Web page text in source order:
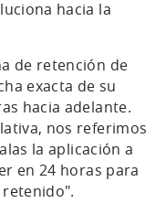
hacia la
de retención de
exacta de su
hacia adelante.
nos referimos
la aplicación a
en 24 horas para